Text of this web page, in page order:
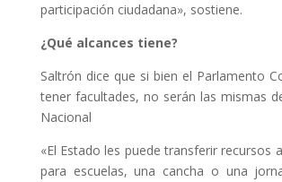
participación ciudadana», sostiene.
¿Qué alcances tiene?
Saltrón dice que si bien el Parlamento
tener facultades, no serán las mismas
Nacional
«El Estado les puede transferir recursos
para escuelas, una cancha o una